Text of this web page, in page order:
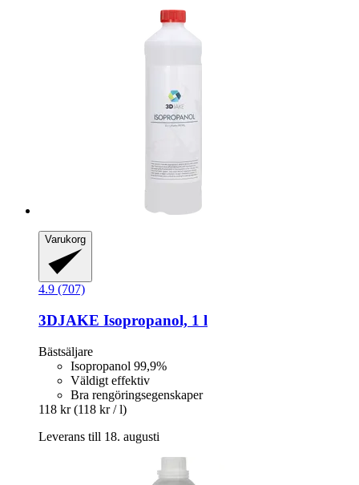
Varukorg
4.9 (707)
3DJAKE Isopropanol, 1 l
Bästsäljare
Isopropanol 99,9%
Väldigt effektiv
Bra rengöringsegenskaper
118 kr (118 kr / l)
Leverans till 18. augusti